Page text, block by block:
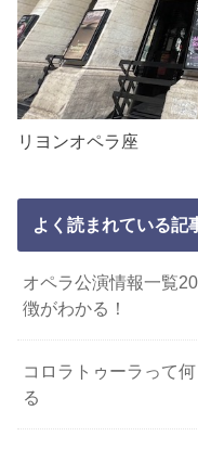
リヨンオペラ座
よく読まれている記
オペラ公演情報一覧
徴がわかる！
コロラトゥーラって
る